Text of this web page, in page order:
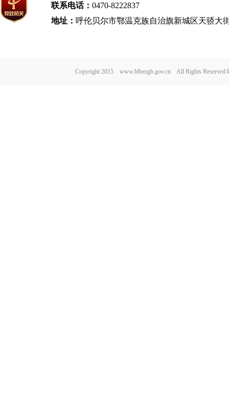
联系电话： 0470-8222837
地址： 呼伦贝尔市鄂温克族自治旗新城区天骄大
Copyright 2015 www.hlbezgh.gov.cn All Rights